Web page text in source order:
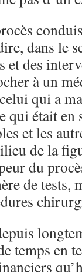
dans le
des
à un
qui a
qui était
et les
de la
du
de tests,
temps en